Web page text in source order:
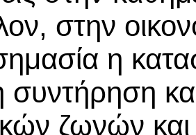
στην
η
ζωνών